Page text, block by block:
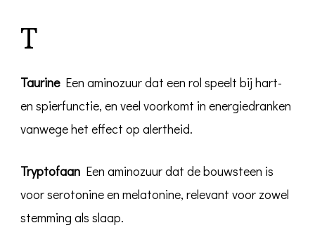
T
TaurineEen aminozuur dat een rol speelt bij hart-
en spierfunctie, en veel voorkomt in energiedranken
vanwege het effect op alertheid.
Tryptofaan Een aminozuur dat de bouwsteen is
voor serotonine en melatonine, relevant voor zowel
stemming als slaap.